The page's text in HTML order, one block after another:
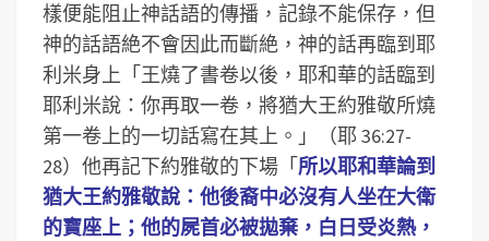
樣便能阻止神話語的傳播，記錄不能保存，但
神的話語絶不會因此而斷絶，神的話再臨到耶
利米身上「王燒了書卷以後，耶和華的話臨到
耶利米說：你再取一卷，將猶大王約雅敬所燒
第一卷上的一切話寫在其上。」（耶 36:27-
28）他再記下約雅敬的下場「所以耶和華論到
猶大王約雅敬說：他後裔中必沒有人坐在大衛
的寶座上；他的屍首必被拋棄，白日受炎熱，